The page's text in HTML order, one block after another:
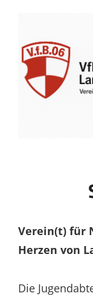
Verein(t) für
Herzen von
Die